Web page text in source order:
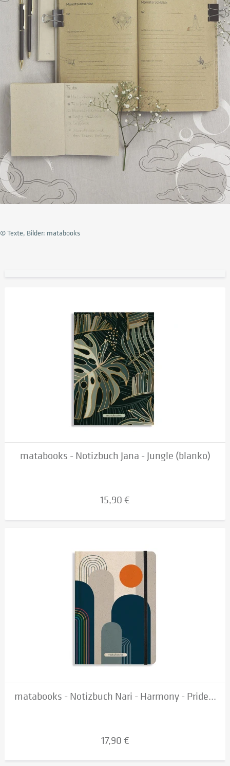
© Texte, Bilder: matabooks
matabooks - Notizbuch Jana - Jungle (blanko)
15,90 €
matabooks - Notizbuch Nari - Harmony - Pride...
17,90 €